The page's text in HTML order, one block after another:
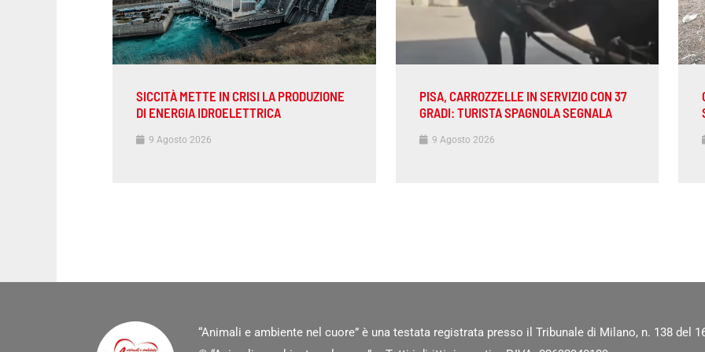
SICCITÀ METTE IN CRISI LA PRODUZIONE
DI ENERGIA IDROELETTRICA
9 Agosto 2026
PISA, CARROZZELLE IN SERVIZIO CON 37
GRADI: TURISTA SPAGNOLA SEGNALA
9 Agosto 2026
“Animali e ambiente nel cuore” è una testata registrata presso il Tribunale di Milano, n. 138 del